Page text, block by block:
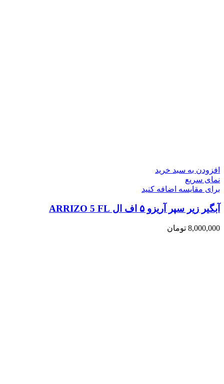
افزودن به سبد خرید
نمای سریع
برای مقایسه اضافه کنید
آبگیر زیر سپر آریزو ۵ اف ال ARRIZO 5 FL
8,000,000 تومان